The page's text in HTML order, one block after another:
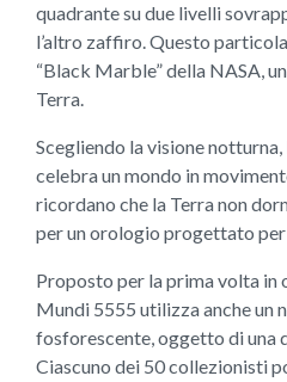
quadrante su due livelli
l’altro zaffiro. Questo
“Black Marble” della NASA,
Terra.
Scegliendo la visione
celebra un mondo in
ricordano che la Terra non
per un orologio progettato per
Proposto per la prima volta in
Mundi 5555 utilizza anche un
fosforescente, oggetto di una
Ciascuno dei 50 collezionisti